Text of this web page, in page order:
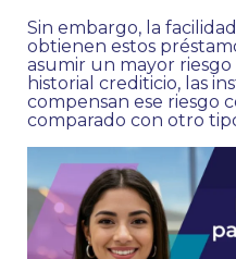
Sin embargo, la
obtienen estos
asumir un mayor riesgo
historial crediticio, las
compensan ese riesgo
comparado con otro